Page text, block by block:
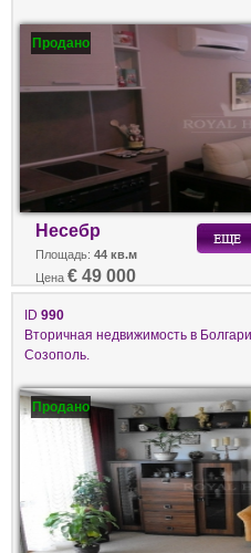
Продано
Несебр
Площадь: 44 кв.м
Цена € 49 000
ID 990
Вторичная недвижимость в
Созополь.
Продано